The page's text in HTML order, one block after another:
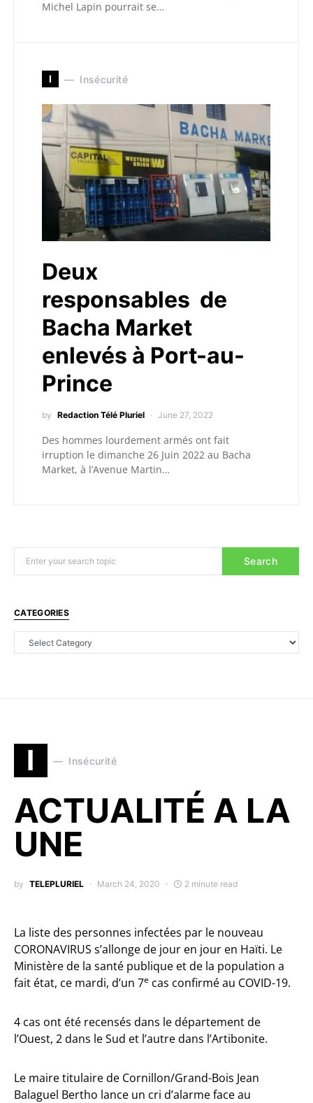
Michel Lapin pourrait se…
I Insécurité
Deux
responsables de
Bacha Market
enlevés à Port-au-
Prince
by Redaction Télé Pluriel June 27, 2022
Des hommes lourdement armés ont fait
irruption le dimanche 26 Juin 2022 au Bacha
Market, à l’Avenue Martin…
Search
CATEGORIES
I Insécurité
ACTUALITÉ A LA
UNE
by TELEPLURIEL March 24, 2020 2 minute read
La liste des personnes infectées par le nouveau
CORONAVIRUS s’allonge de jour en jour en Haïti. Le
Ministère de la santé publique et de la population a
fait état, ce mardi, d’un 7e cas confirmé au COVID-19.
4 cas ont été recensés dans le département de
l’Ouest, 2 dans le Sud et l’autre dans l’Artibonite.
Le maire titulaire de Cornillon/Grand-Bois Jean
Balaguel Bertho lance un cri d’alarme face au